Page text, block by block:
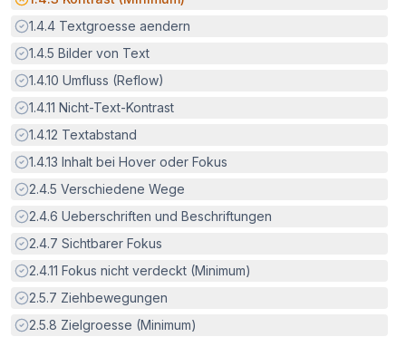
Erfüllt:
1.4.4 Textgroesse aendern
Erfüllt:
1.4.5 Bilder von Text
Erfüllt:
1.4.10 Umfluss (Reflow)
Erfüllt:
1.4.11 Nicht-Text-Kontrast
Erfüllt:
1.4.12 Textabstand
Erfüllt:
1.4.13 Inhalt bei Hover oder Fokus
Erfüllt:
2.4.5 Verschiedene Wege
Erfüllt:
2.4.6 Ueberschriften und Beschriftungen
Erfüllt:
2.4.7 Sichtbarer Fokus
Erfüllt:
2.4.11 Fokus nicht verdeckt (Minimum)
Erfüllt:
2.5.7 Ziehbewegungen
Erfüllt:
2.5.8 Zielgroesse (Minimum)